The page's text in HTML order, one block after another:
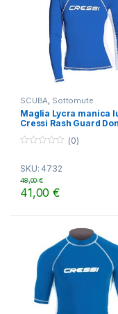
SCUBA, Sottomute
Maglia Lycra manica
Cressi Rash Guard
u
t
o
f
(0)
SKU: 4732
41,00€
48,00€
Questo prodotto ha